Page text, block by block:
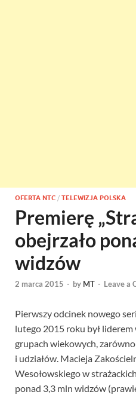
OFERTA NTC / TELEWIZJA POLSKA
Premierę
obejrzało
widzów
2 marca 2015 - by MT - Leave a
Pierwszy odcinek nowego
lutego 2015 roku był
grupach wiekowych,
i udziałów. Macieja
Wesołowskiego w
ponad 3,3 mln widzów